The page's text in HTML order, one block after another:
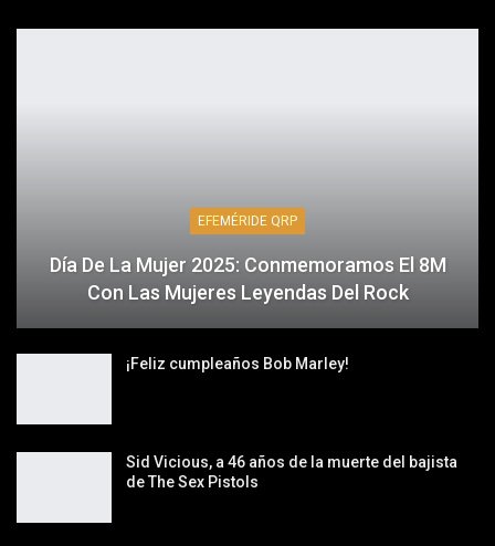
EFEMÉRIDE QRP
Día De La Mujer 2025: Conmemoramos El 8M
Con Las Mujeres Leyendas Del Rock
¡Feliz cumpleaños Bob Marley!
Sid Vicious, a 46 años de la muerte del bajista
de The Sex Pistols